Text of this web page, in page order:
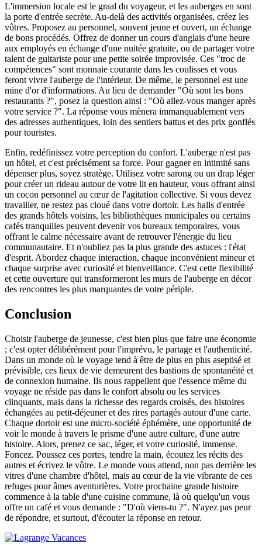
L'immersion locale est le graal du voyageur, et les auberges en sont
la porte d'entrée secrète. Au-delà des activités organisées, créez les
vôtres. Proposez au personnel, souvent jeune et ouvert, un échange
de bons procédés. Offrez de donner un cours d'anglais d'une heure
aux employés en échange d'une nuitée gratuite, ou de partager votre
talent de guitariste pour une petite soirée improvisée. Ces "troc de
compétences" sont monnaie courante dans les coulisses et vous
feront vivre l'auberge de l'intérieur. De même, le personnel est une
mine d'or d'informations. Au lieu de demander "Où sont les bons
restaurants ?", posez la question ainsi : "Où allez-vous manger après
votre service ?". La réponse vous mènera immanquablement vers
des adresses authentiques, loin des sentiers battus et des prix gonflés
pour touristes.
Enfin, redéfinissez votre perception du confort. L'auberge n'est pas
un hôtel, et c'est précisément sa force. Pour gagner en intimité sans
dépenser plus, soyez stratège. Utilisez votre sarong ou un drap léger
pour créer un rideau autour de votre lit en hauteur, vous offrant ainsi
un cocon personnel au cœur de l'agitation collective. Si vous devez
travailler, ne restez pas cloué dans votre dortoir. Les halls d'entrée
des grands hôtels voisins, les bibliothèques municipales ou certains
cafés tranquilles peuvent devenir vos bureaux temporaires, vous
offrant le calme nécessaire avant de retrouver l'énergie du lieu
communautaire. Et n'oubliez pas la plus grande des astuces : l'état
d'esprit. Abordez chaque interaction, chaque inconvénient mineur et
chaque surprise avec curiosité et bienveillance. C'est cette flexibilité
et cette ouverture qui transformeront les murs de l'auberge en décor
des rencontres les plus marquantes de votre périple.
Conclusion
Choisir l'auberge de jeunesse, c'est bien plus que faire une économie
; c'est opter délibérément pour l'imprévu, le partage et l'authenticité.
Dans un monde où le voyage tend à être de plus en plus aseptisé et
prévisible, ces lieux de vie demeurent des bastions de spontanéité et
de connexion humaine. Ils nous rappellent que l'essence même du
voyage ne réside pas dans le confort absolu ou les services
clinquants, mais dans la richesse des regards croisés, des histoires
échangées au petit-déjeuner et des rires partagés autour d'une carte.
Chaque dortoir est une micro-société éphémère, une opportunité de
voir le monde à travers le prisme d'une autre culture, d'une autre
histoire. Alors, prenez ce sac, léger, et votre curiosité, immense.
Foncez. Poussez ces portes, tendre la main, écoutez les récits des
autres et écrivez le vôtre. Le monde vous attend, non pas derrière les
vitres d'une chambre d'hôtel, mais au cœur de la vie vibrante de ces
refuges pour âmes aventurières. Votre prochaine grande histoire
commence à la table d'une cuisine commune, là où quelqu'un vous
offre un café et vous demande : "D'où viens-tu ?". N'ayez pas peur
de répondre, et surtout, d'écouter la réponse en retour.